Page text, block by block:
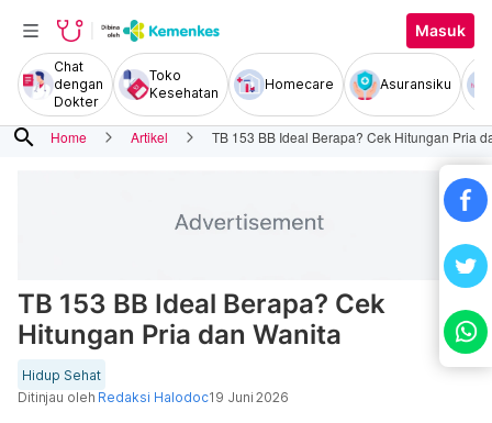
Masuk
Chat
dengan
Dokter
Toko
Kesehatan
Homecare Asuransiku
search Home Artikel TB 153 BB Ideal Berapa? Cek Hitungan Pria
TB 153 BB Ideal Berapa? Cek
Hitungan Pria dan Wanita
Hidup Sehat
Ditinjau oleh Redaksi Halodoc19 Juni 2026